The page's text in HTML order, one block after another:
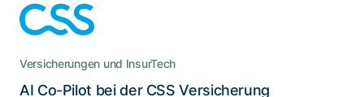
Lesen Sie die Story
Versicherungen und InsurTech
AI Co-Pilot bei der CSS Versicherung